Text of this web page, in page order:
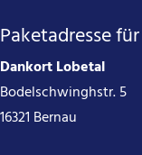
Paketadresse
Dankort Lobetal
Bodelschwinghstr. 5
16321 Bernau